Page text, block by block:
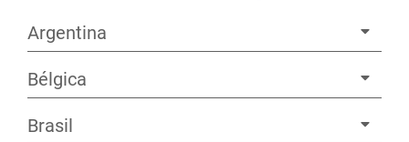
Argentina
Bélgica
Brasil